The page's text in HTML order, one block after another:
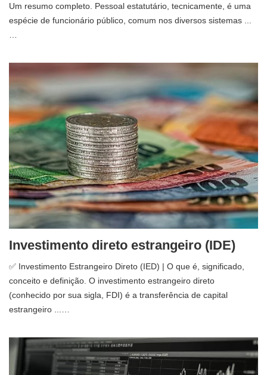
Um resumo completo. Pessoal estatutário, tecnicamente, é uma
espécie de funcionário público, comum nos diversos sistemas ...
Investimento direto estrangeiro (IDE)
✅ Investimento Estrangeiro Direto (IED) | O que é, significado,
conceito e definição. O investimento estrangeiro direto
(conhecido por sua sigla, FDI) é a transferência de capital
estrangeiro ...…